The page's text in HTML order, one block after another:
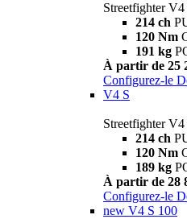
Streetfighter V4
214 ch
120 Nm
191 kg
À partir de 25
Configurez-le
V4 S
Streetfighter V4
214 ch
120 Nm
189 kg
À partir de 28
Configurez-le
new V4 S 100